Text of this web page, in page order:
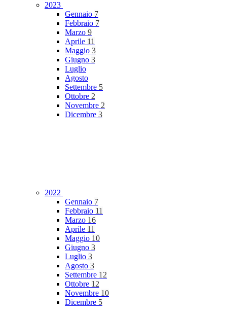
2023
Gennaio 7
Febbraio 7
Marzo 9
Aprile 11
Maggio 3
Giugno 3
Luglio
Agosto
Settembre 5
Ottobre 2
Novembre 2
Dicembre 3
2022
Gennaio 7
Febbraio 11
Marzo 16
Aprile 11
Maggio 10
Giugno 3
Luglio 3
Agosto 3
Settembre 12
Ottobre 12
Novembre 10
Dicembre 5